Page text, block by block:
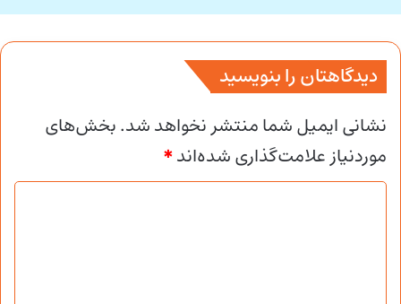
دیدگاهتان را بنویسید
نشانی ایمیل شما منتشر نخواهد شد.بخش‌های
موردنیاز علامت‌گذاری شده‌اند*